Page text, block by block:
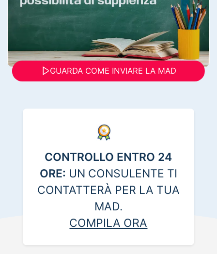
GUARDA COME INVIARE LA MAD
CONTROLLO ENTRO 24
ORE: UN CONSULENTE TI
CONTATTERÀ PER LA TUA
MAD.
COMPILA ORA